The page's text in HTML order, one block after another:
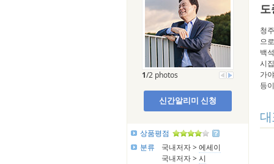
1/2 photos
신간알리미 신청
상품평점
분류
국내저자 >에세이
국내저자 >시
도
청
으
백
시
가
등